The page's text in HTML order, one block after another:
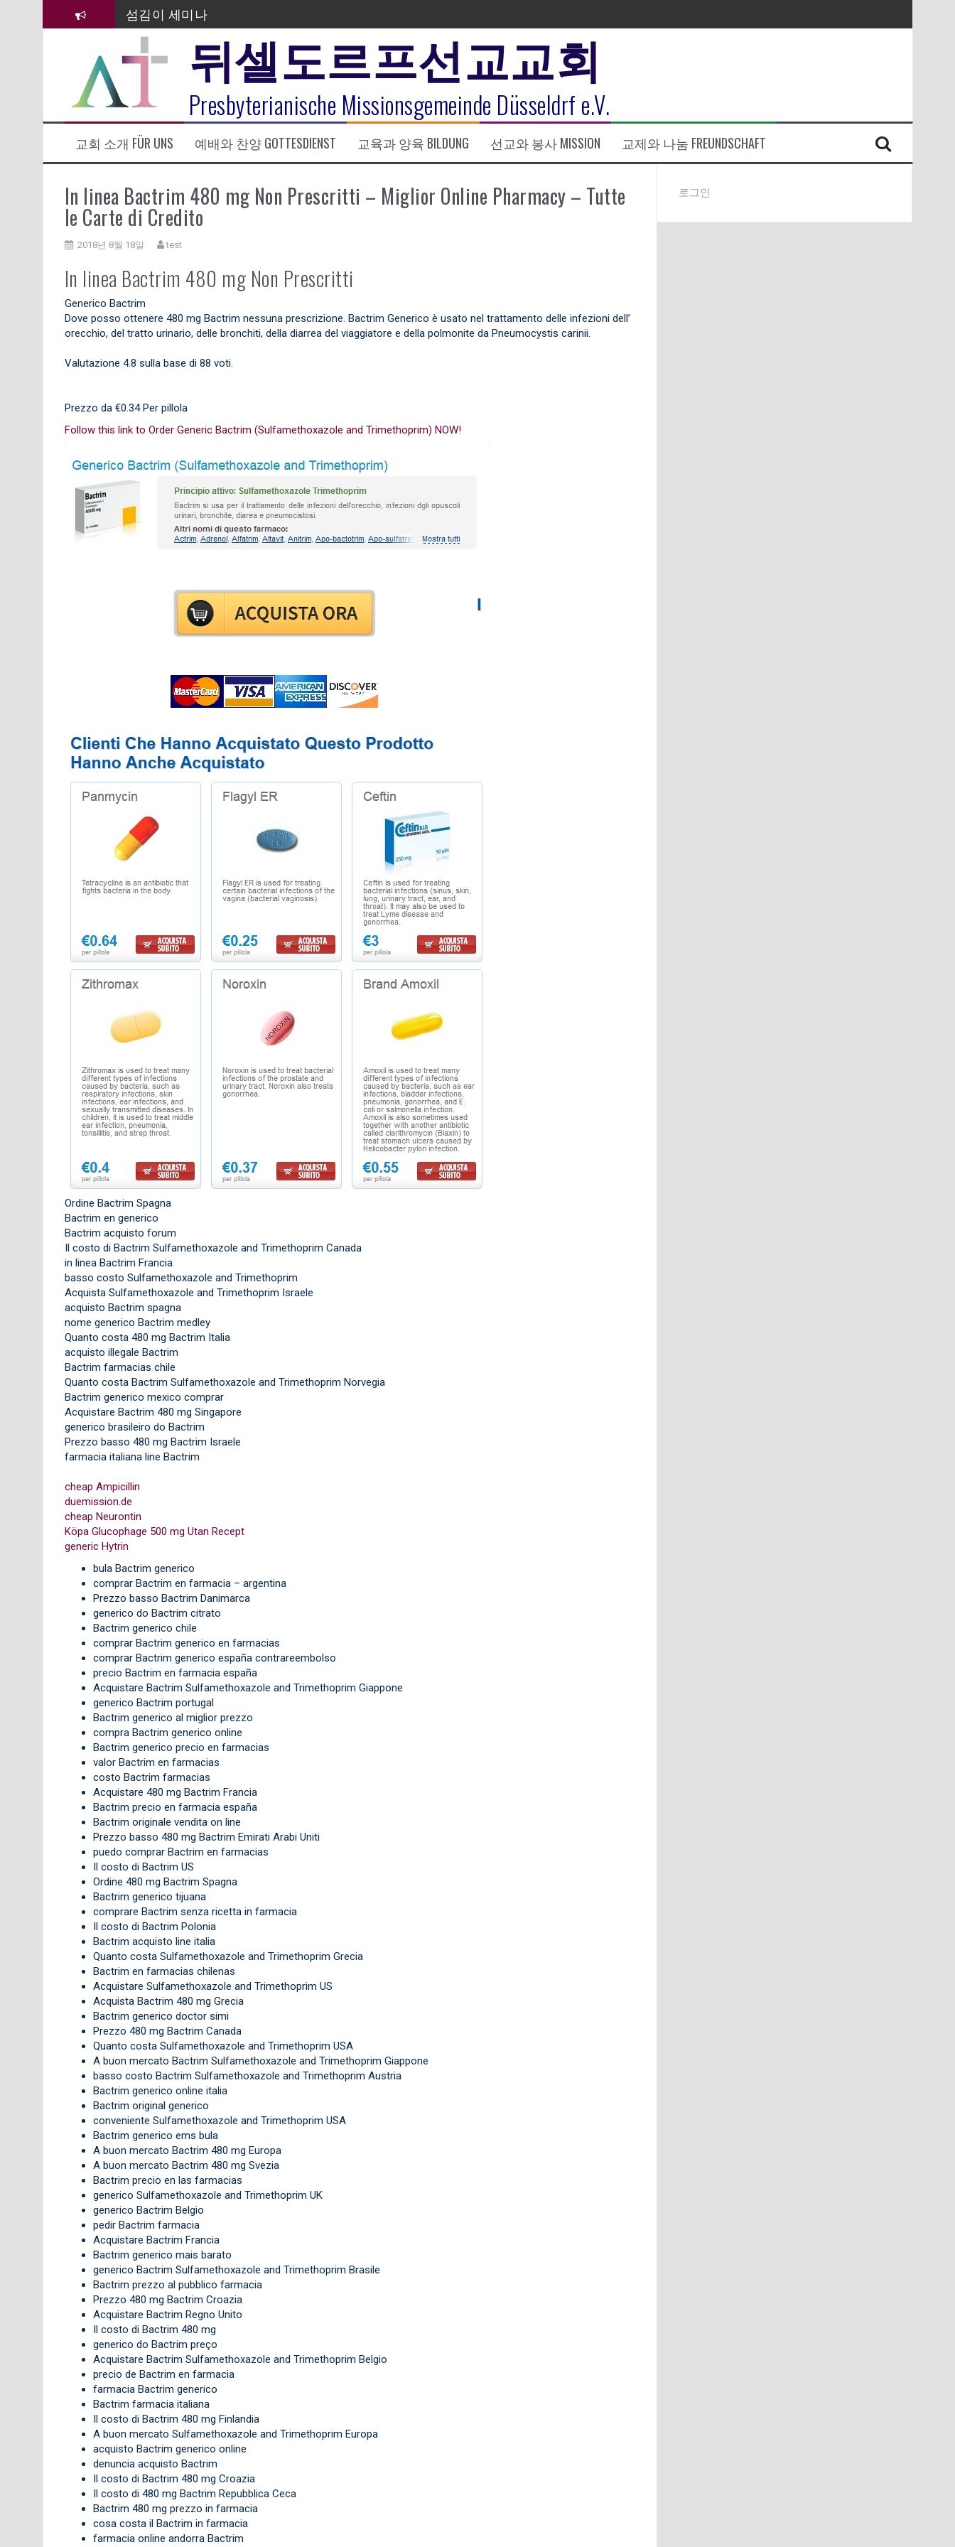
섬김이 세미나
김태희 자매 졸업연주
2023년 어린이 주일 유초등부 발표
라합3 나라 봉헌송
그리스도인의 생활영성 1기 수료식
은퇴사-우선화 권사
뒤셀도르프선교교회
Presbyterianische Missionsgemeinde Düsseldrf e.V.
교회 소개 FÜR UNS 예배와 찬양 GOTTESDIENST 교육과 양육 BILDUNG 선교와 봉사 MISSION 교제와 나눔 FREUNDSCHAFT
In linea Bactrim 480 mg Non Prescritti – Miglior Online Pharmacy – Tutte
le Carte di Credito
2018년 8월 18일 test
In linea Bactrim 480 mg Non Prescritti
Generico Bactrim
Dove posso ottenere 480 mg Bactrim nessuna prescrizione. Bactrim Generico è usato nel trattamento delle infezioni dell’
orecchio, del tratto urinario, delle bronchiti, della diarrea del viaggiatore e della polmonite da Pneumocystis carinii.
Valutazione 4.8 sulla base di 88 voti.
Prezzo da €0.34Per pillola
Follow this link to Order Generic Bactrim (Sulfamethoxazole and Trimethoprim) NOW!
Ordine Bactrim Spagna
Bactrim en generico
Bactrim acquisto forum
Il costo di Bactrim Sulfamethoxazole and Trimethoprim Canada
in linea Bactrim Francia
basso costo Sulfamethoxazole and Trimethoprim
Acquista Sulfamethoxazole and Trimethoprim Israele
acquisto Bactrim spagna
nome generico Bactrim medley
Quanto costa 480 mg Bactrim Italia
acquisto illegale Bactrim
Bactrim farmacias chile
Quanto costa Bactrim Sulfamethoxazole and Trimethoprim Norvegia
Bactrim generico mexico comprar
Acquistare Bactrim 480 mg Singapore
generico brasileiro do Bactrim
Prezzo basso 480 mg Bactrim Israele
farmacia italiana line Bactrim
cheap Ampicillin
duemission.de
cheap Neurontin
Köpa Glucophage 500 mg Utan Recept
generic Hytrin
bula Bactrim generico
comprar Bactrim en farmacia – argentina
Prezzo basso Bactrim Danimarca
generico do Bactrim citrato
Bactrim generico chile
comprar Bactrim generico en farmacias
comprar Bactrim generico españa contrareembolso
precio Bactrim en farmacia españa
Acquistare Bactrim Sulfamethoxazole and Trimethoprim Giappone
generico Bactrim portugal
Bactrim generico al miglior prezzo
compra Bactrim generico online
Bactrim generico precio en farmacias
valor Bactrim en farmacias
costo Bactrim farmacias
Acquistare 480 mg Bactrim Francia
Bactrim precio en farmacia españa
Bactrim originale vendita on line
Prezzo basso 480 mg Bactrim Emirati Arabi Uniti
puedo comprar Bactrim en farmacias
Il costo di Bactrim US
Ordine 480 mg Bactrim Spagna
Bactrim generico tijuana
comprare Bactrim senza ricetta in farmacia
Il costo di Bactrim Polonia
Bactrim acquisto line italia
Quanto costa Sulfamethoxazole and Trimethoprim Grecia
Bactrim en farmacias chilenas
Acquistare Sulfamethoxazole and Trimethoprim US
Acquista Bactrim 480 mg Grecia
Bactrim generico doctor simi
Prezzo 480 mg Bactrim Canada
Quanto costa Sulfamethoxazole and Trimethoprim USA
A buon mercato Bactrim Sulfamethoxazole and Trimethoprim Giappone
basso costo Bactrim Sulfamethoxazole and Trimethoprim Austria
Bactrim generico online italia
Bactrim original generico
conveniente Sulfamethoxazole and Trimethoprim USA
Bactrim generico ems bula
A buon mercato Bactrim 480 mg Europa
A buon mercato Bactrim 480 mg Svezia
Bactrim precio en las farmacias
generico Sulfamethoxazole and Trimethoprim UK
generico Bactrim Belgio
pedir Bactrim farmacia
Acquistare Bactrim Francia
Bactrim generico mais barato
generico Bactrim Sulfamethoxazole and Trimethoprim Brasile
Bactrim prezzo al pubblico farmacia
Prezzo 480 mg Bactrim Croazia
Acquistare Bactrim Regno Unito
Il costo di Bactrim 480 mg
generico do Bactrim preço
Acquistare Bactrim Sulfamethoxazole and Trimethoprim Belgio
precio de Bactrim en farmacia
farmacia Bactrim generico
Bactrim farmacia italiana
Il costo di Bactrim 480 mg Finlandia
A buon mercato Sulfamethoxazole and Trimethoprim Europa
acquisto Bactrim generico online
denuncia acquisto Bactrim
Il costo di Bactrim 480 mg Croazia
Il costo di 480 mg Bactrim Repubblica Ceca
Bactrim 480 mg prezzo in farmacia
cosa costa il Bactrim in farmacia
farmacia online andorra Bactrim
로그인